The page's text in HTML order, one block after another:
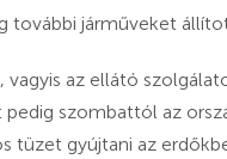
járműveket
az ellátó
pedig szombattól az
tüzet gyújtani az